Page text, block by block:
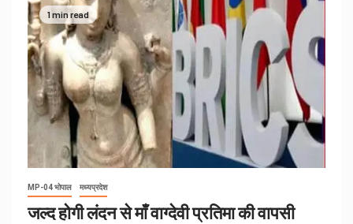
1 min read
MP-04 भोपाल मध्यप्रदेश
जल्द होगी लंदन से माँ वाग्देवी प्रतिमा की वापसी